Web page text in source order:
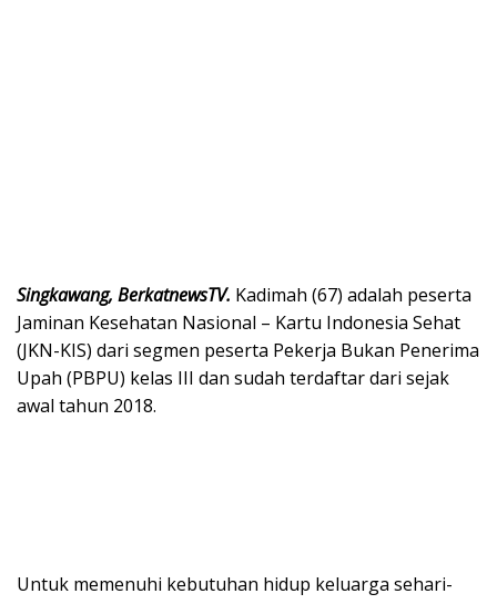
Singkawang, BerkatnewsTV. Kadimah (67) adalah peserta
Jaminan Kesehatan Nasional – Kartu Indonesia Sehat
(JKN-KIS) dari segmen peserta Pekerja Bukan Penerima
Upah (PBPU) kelas III dan sudah terdaftar dari sejak
awal tahun 2018.
Untuk memenuhi kebutuhan hidup keluarga sehari-